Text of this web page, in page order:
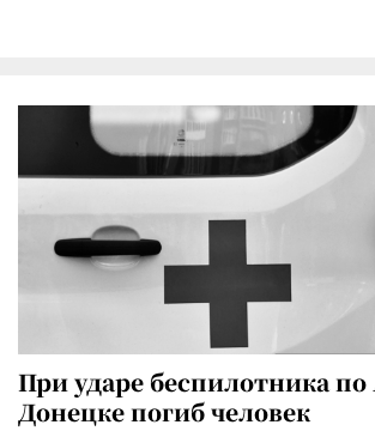
При ударе беспилотника по
Донецке погиб человек